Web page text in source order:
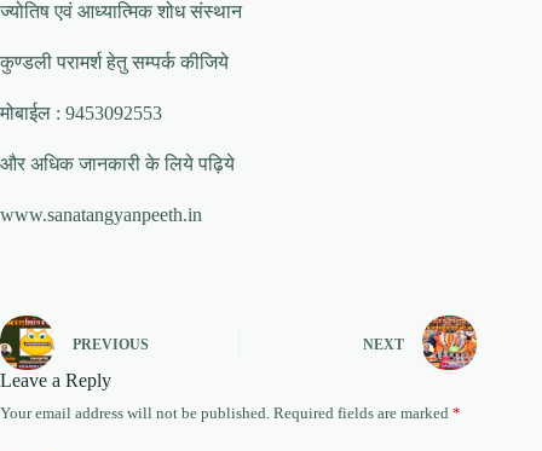
ज्योतिष एवं आध्यात्मिक शोध संस्थान
कुण्डली परामर्श हेतु सम्पर्क कीजिये
मोबाईल : 9453092553
और अधिक जानकारी के लिये पढ़िये
www.sanatangyanpeeth.in
PREVIOUS NEXT
Leave a Reply
Your email address will not be published. Required fields are marked *